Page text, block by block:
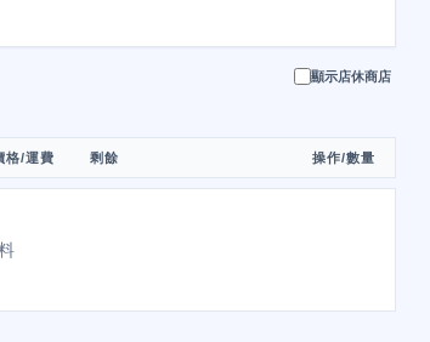
顯示店休商店
格/運費 剩餘 操作/數量